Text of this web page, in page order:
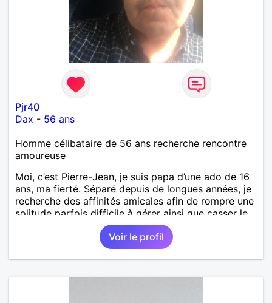
Pjr40
Dax - 56 ans
Homme célibataire de 56 ans recherche rencontre
amoureuse
Moi, c’est Pierre-Jean, je suis papa d’une ado de 16
ans, ma fierté. Séparé depuis de longues années, je
recherche des affinités amicales afin de rompre une
solitude parfois difficile à gérer ainsi que casser le
vague à l’âme. L’amitié reste extrêmement
importante à mes yeux mais peut se décliner en des
sentiments plus puissants. « Le temps fera son
œuvre » disait Arthur Schopenhauer, philosophe
Voir le profil